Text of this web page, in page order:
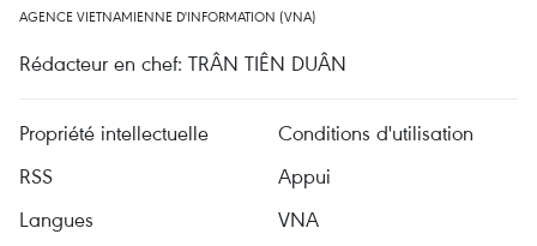
AGENCE VIETNAMIENNE D'INFORMATION (VNA)
Rédacteur en chef: TRÂN TIÊN DUÂN
Propriété intellectuelle
Conditions d'utilisation
RSS
Appui
Langues
VNA